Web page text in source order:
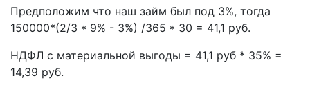
Предположим что наш займ был под 3%, тогда
150000*(2/3 * 9% - 3%) /365 * 30 = 41,1 руб.
НДФЛ с материальной выгоды = 41,1 руб * 35% =
14,39 руб.